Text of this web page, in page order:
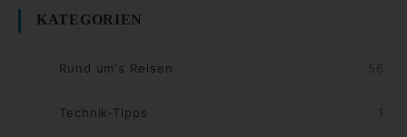
KATEGORIEN
Rund um's Reisen 56
Technik-Tipps 1